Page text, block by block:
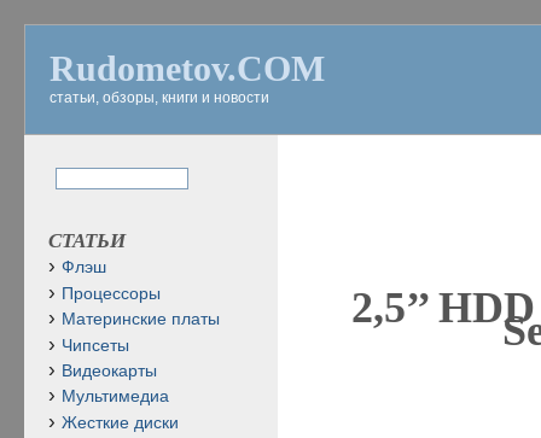
Rudometov.COM
статьи, обзоры, книги и новости
2,5’’HDD
СТАТЬИ
Флэш
Процессоры
Материнские платы
Чипсеты
Видеокарты
Мультимедиа
Жесткие диски